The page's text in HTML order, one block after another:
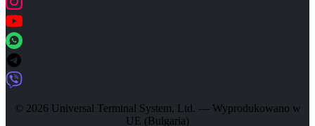
© 2026 Universal Terminal System, Ltd. — Wyprodukowano w
UE (Bułgaria)